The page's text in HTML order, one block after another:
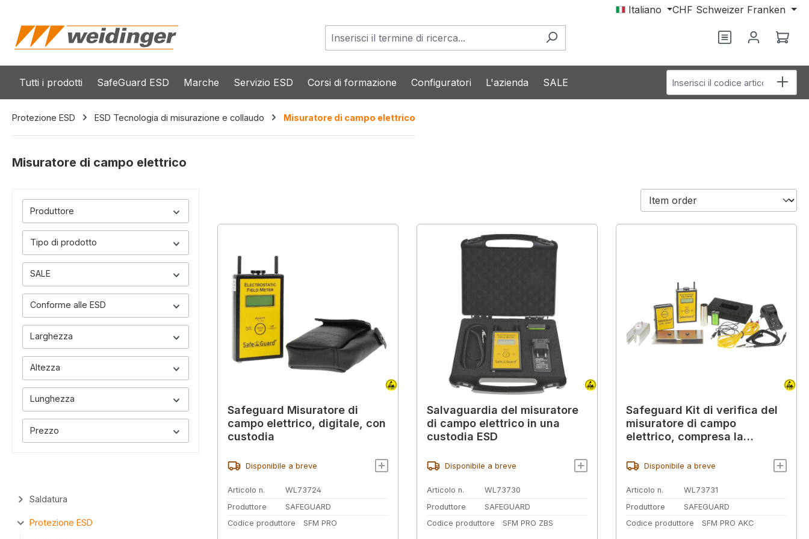
Italiano CHF Schweizer Franken
Il
Tutti i prodotti SafeGuard ESD Marche Servizio ESD Corsi di formazione Configuratori L'azienda SALE Inserisci il codice articolo
Protezione ESD ESD Tecnologia di misurazione e collaudo Misuratore di campo elettrico
Misuratore di campo elettrico
Produttore
Tipo di prodotto
SALE
Conforme alle ESD
Larghezza
Altezza
Lunghezza
Prezzo
Saldatura
Protezione ESD
Safeguard Misuratore di
campo elettrico, digitale, con
custodia
Disponibile a breve
Articolo n.
WL73724
Produttore
SAFEGUARD
Codice produttore
SFM PRO
Salvaguardia del misuratore
di campo elettrico in una
custodia ESD
Disponibile a breve
Articolo n.
WL73730
Produttore
SAFEGUARD
Codice produttore
SFM PRO ZBS
Safeguard Kit di verifica del
misuratore di campo
elettrico, compresa la
Disponibile a breve
Articolo n.
WL73731
Produttore
SAFEGUARD
Codice produttore
SFM PRO AKC